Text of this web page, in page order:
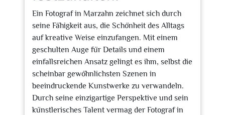
Ein Fotograf in Marzahn zeichnet sich durch
seine Fähigkeit aus, die Schönheit des Alltags
auf kreative Weise einzufangen. Mit einem
geschulten Auge für Details und einem
einfallsreichen Ansatz gelingt es ihm, selbst die
scheinbar gewöhnlichsten Szenen in
beeindruckende Kunstwerke zu verwandeln.
Durch seine einzigartige Perspektive und sein
künstlerisches Talent vermag der Fotograf in